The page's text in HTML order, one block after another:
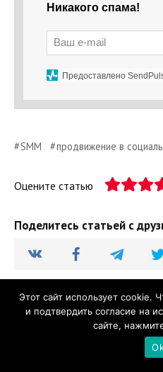
Никакого спама!
Предоставлено
SMM продвижение в
Оцените статью
Поделитесь статьей с
Вам также
Этот сайт использует cookie.
и подтвердить согласие на
сайте,